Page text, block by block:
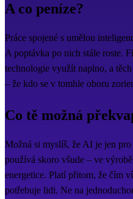
A co peníze?
Práce spojené s umělou
A poptávka po nich stále roste.
technologie využít naplno, a
– že kdo se v tomhle oboru
Co tě možná
Možná si myslíš, že AI je jen
používá skoro všude – ve
energetice. Platí přitom, že čím
potřebuje lidi. Ne na